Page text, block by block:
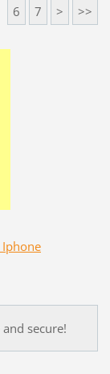
6 7 > >>